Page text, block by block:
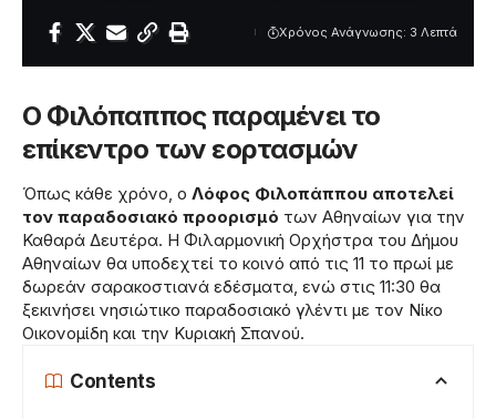
Χρόνος Ανάγνωσης: 3 Λεπτά
Ο Φιλόπαππος παραμένει το
επίκεντρο των εορτασμών
Όπως κάθε χρόνο, ο Λόφος Φιλοπάππου αποτελεί
τον παραδοσιακό προορισμό των Αθηναίων για την
Καθαρά Δευτέρα. Η Φιλαρμονική Ορχήστρα του Δήμου
Αθηναίων θα υποδεχτεί το κοινό από τις 11 το πρωί με
δωρεάν σαρακοστιανά εδέσματα, ενώ στις 11:30 θα
ξεκινήσει νησιώτικο παραδοσιακό γλέντι με τον Νίκο
Οικονομίδη και την Κυριακή Σπανού.
Contents